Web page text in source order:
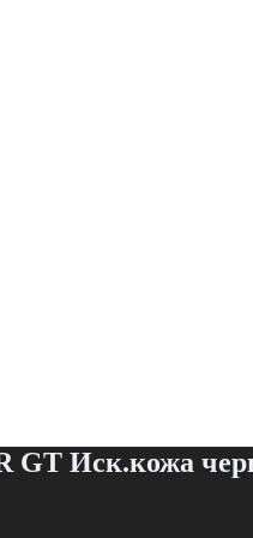
GT Иск.кожа